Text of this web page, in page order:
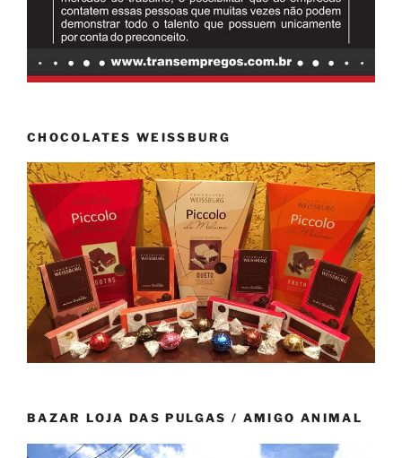
CHOCOLATES WEISSBURG
BAZAR LOJA DAS PULGAS / AMIGO ANIMAL